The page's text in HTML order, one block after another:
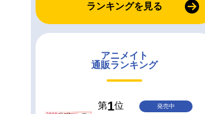
ランキングを見る
アニメイト
通販ランキング
第1位 発売中